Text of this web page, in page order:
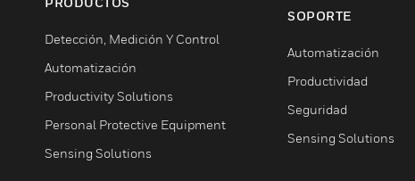
Detección, Medición Y Control
Automatización
Productivity Solutions
Personal Protective Equipment
Sensing Solutions
SOPORTE
Automatización
Productividad
Seguridad
Sensing Solutions